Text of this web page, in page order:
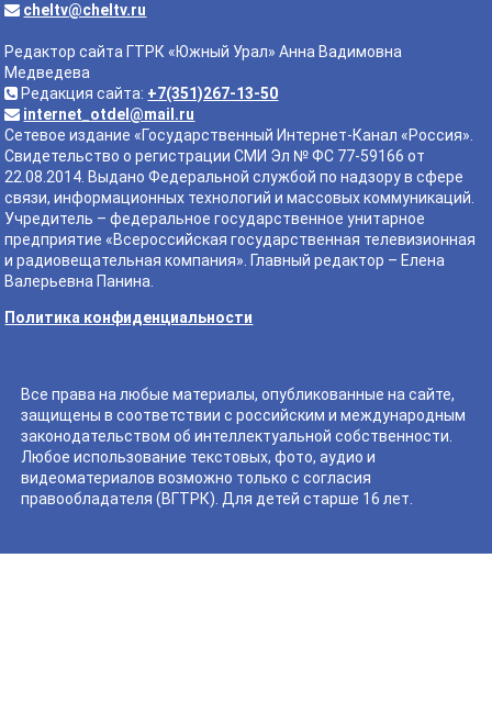
cheltv@cheltv.ru
Редактор сайта ГТРК «Южный Урал» Анна Вадимовна
Медведева
Редакция сайта: +7(351)267-13-50
internet_otdel@mail.ru
Сетевое издание «Государственный Интернет-Канал «Россия».
Свидетельство о регистрации СМИ Эл № ФС 77-59166 от
22.08.2014. Выдано Федеральной службой по надзору в сфере
связи, информационных технологий и массовых коммуникаций.
Учредитель – федеральное государственное унитарное
предприятие «Всероссийская государственная телевизионная
и радиовещательная компания». Главный редактор – Елена
Валерьевна Панина.
Политика конфиденциальности
Все права на любые материалы, опубликованные на сайте,
защищены в соответствии с российским и международным
законодательством об интеллектуальной собственности.
Любое использование текстовых, фото, аудио и
видеоматериалов возможно только с согласия
правообладателя (ВГТРК). Для детей старше 16 лет.